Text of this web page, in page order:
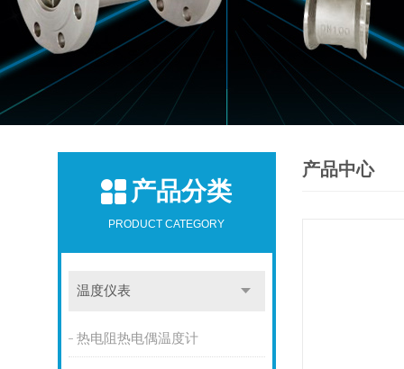
产品分类
PRODUCT CATEGORY
温度仪表
热电阻热电偶温度计
产品中心